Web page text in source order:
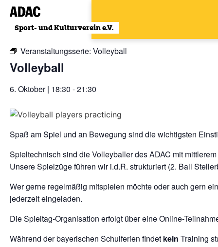
Zum
Inhalt
wechseln
« Alle Veranstaltungen
Veranstaltungsserie: Volleyball
Volleyball
6. Oktober | 18:30 -21:30
Spaß am Spiel und an Bewegung sind die wichtigsten
Spieltechnisch sind die Volleyballer des ADAC mit
Unsere Spielzüge führen wir i.d.R. strukturiert (2. Ball
Wer gerne regelmäßig mitspielen möchte oder auch gern
jederzeit eingeladen.
Die Spieltag-Organisation erfolgt über eine Online-
Während der bayerischen Schulferien findet kein Training